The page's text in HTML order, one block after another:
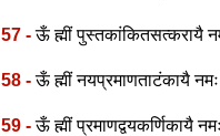
57 -ऊँ ह्मीं पुस्तकांकितसत्करायै नमः
58 -ऊँ ह्मीं नयप्रमाणताटंकायै नमः
59 -ऊँ ह्मीं प्रमाणद्वयकर्णिकायै नमः